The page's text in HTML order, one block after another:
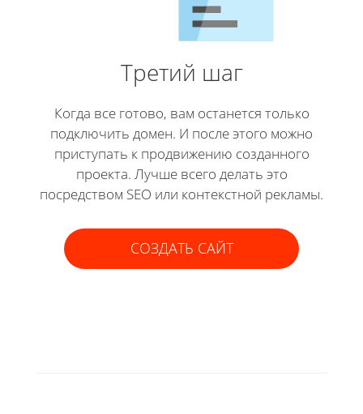
Третий шаг
Когда все готово, вам останется только
подключить домен. И после этого можно
приступать к продвижению созданного
проекта. Лучше всего делать это
посредством SEO или контекстной рекламы.
СОЗДАТЬ САЙТ